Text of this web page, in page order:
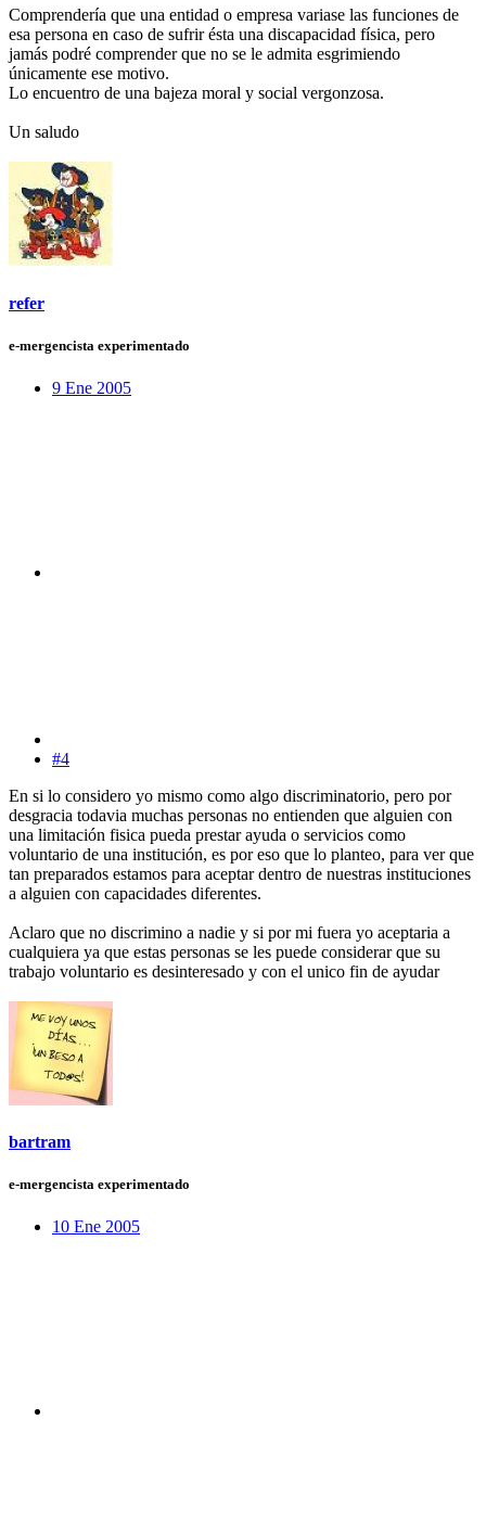
Comprendería que una entidad o empresa variase las funciones de
esa persona en caso de sufrir ésta una discapacidad física, pero
jamás podré comprender que no se le admita esgrimiendo
únicamente ese motivo.
Lo encuentro de una bajeza moral y social vergonzosa.
Un saludo
refer
e-mergencista experimentado
9 Ene 2005
#4
En si lo considero yo mismo como algo discriminatorio, pero por
desgracia todavia muchas personas no entienden que alguien con
una limitación fisica pueda prestar ayuda o servicios como
voluntario de una institución, es por eso que lo planteo, para ver que
tan preparados estamos para aceptar dentro de nuestras instituciones
a alguien con capacidades diferentes.
Aclaro que no discrimino a nadie y si por mi fuera yo aceptaria a
cualquiera ya que estas personas se les puede considerar que su
trabajo voluntario es desinteresado y con el unico fin de ayudar
bartram
e-mergencista experimentado
10 Ene 2005